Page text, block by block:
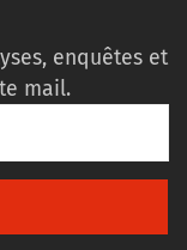
enquêtes et
mail.